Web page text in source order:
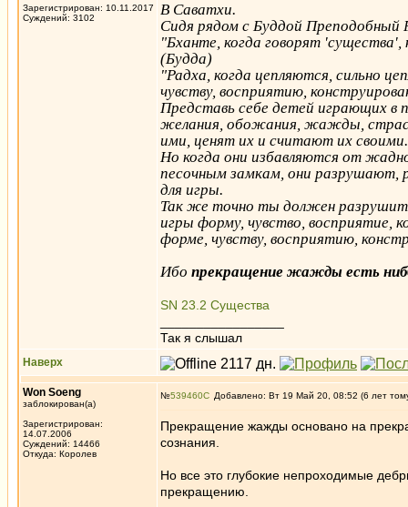
Зарегистрирован: 10.11.2017
Суждений: 3102
В Саватхи.
Сидя рядом с Буддой Преподобный
"Бханте, когда говорят 'существа',
(Будда)
"Радха, когда цепляются, сильно
чувству, восприятию,
Представь себе детей играющих в
желания, обожания, жажды,
ими, ценят их и считают их своими.
Но когда они избавляются от
песочным замкам, они разрушают,
для игры.
Так же точно ты должен
игры форму, чувство, восприятие,
форме, чувству, восприятию,
Ибо прекращение жажды есть
SN 23.2 Существа
Так я слышал
Наверх
Won Soeng
заблокирован(а)
Зарегистрирован:
14.07.2006
Суждений: 14466
Откуда: Королев
№539460 Добавлено: Вт 19 Май 20, 08:52 (6 лет
Прекращение жажды основано на
сознания.
Но все это глубокие непроходимые
прекращению.